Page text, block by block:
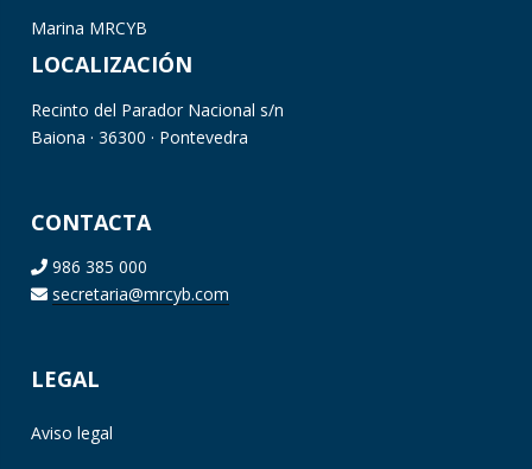
Marina MRCYB
LOCALIZACIÓN
Recinto del Parador Nacional s/n
Baiona · 36300 · Pontevedra
CONTACTA
986 385 000
secretaria@mrcyb.com
LEGAL
Aviso legal